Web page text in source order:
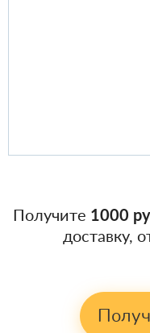
Получите 1000
доставку,